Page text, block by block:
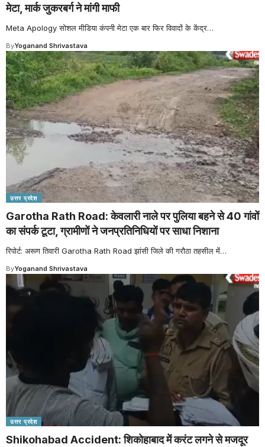
मेटा, मार्क जुकरबर्ग ने मांगी माफी
Meta Apology सोशल मीडिया कंपनी मेटा एक बार फिर विवादों के केंद्र…
ByYoganand Shrivastava
उत्तर प्रदेश
Garotha Rath Road: केवलारी नाले पर पुलिया बहने से 40 गांवों
का संपर्क टूटा, ग्रामीणों ने जनप्रतिनिधियों पर साधा निशाना
रिपोर्ट: अरूण तिवारी Garotha Rath Road झांसी जिले की गरौठा तहसील में…
ByYoganand Shrivastava
उत्तर प्रदेश
Shikohabad Accident: शिकोहाबाद में करंट लगने से मजदूर